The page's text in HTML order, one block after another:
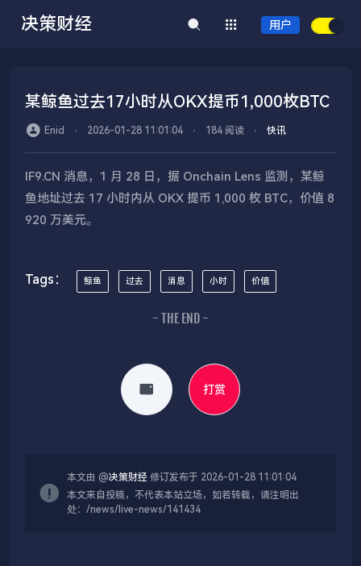
决策财经 用户
某鲸鱼过去17小时从OKX提币1,000枚BTC
Enid ⋅ 2026-01-28 11:01:04 ⋅ 184 阅读 ⋅ 快讯
IF9.CN 消息，1 月 28 日，据 Onchain Lens 监测，某鲸
鱼地址过去 17 小时内从 OKX 提币 1,000 枚 BTC，价值 8
920 万美元。
Tags： 鲸鱼 过去 消息 小时 价值
- THE END -
打赏
本文由 @决策财经 修订发布于 2026-01-28 11:01:04
本文来自投稿，不代表本站立场，如若转载，请注明出
处：/news/live-news/141434